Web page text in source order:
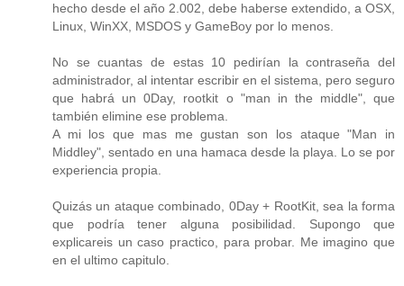
hecho desde el año 2.002, debe haberse extendido, a OSX,
Linux, WinXX, MSDOS y GameBoy por lo menos.
No se cuantas de estas 10 pedirían la contraseña del
administrador, al intentar escribir en el sistema, pero seguro
que habrá un 0Day, rootkit o "man in the middle", que
también elimine ese problema.
A mi los que mas me gustan son los ataque "Man in
Middley", sentado en una hamaca desde la playa. Lo se por
experiencia propia.
Quizás un ataque combinado, 0Day + RootKit, sea la forma
que podría tener alguna posibilidad. Supongo que
explicareis un caso practico, para probar. Me imagino que
en el ultimo capitulo.